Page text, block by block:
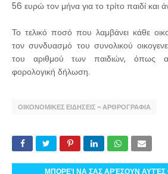
56 ευρώ τον μήνα για το τρίτο παιδί και
Το τελικό ποσό που λαμβάνει κάθε
τον συνδυασμό του συνολικού
του αριθμού των παιδιών, όπως
φορολογική δήλωση.
ΟΙΚΟΝΟΜΙΚΕΣ ΕΙΔΗΣΕΙΣ - ΑΡΘΡΟΓΡΑΦΙΑ
ΜΠΟΡΕΊ ΝΑ ΣΑΣ ΑΡΈΣΟΥΝ ΑΥΤΈΣ